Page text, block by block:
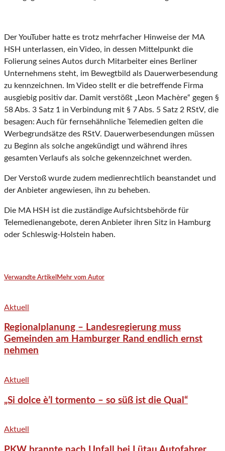
Der YouTuber hatte es trotz mehrfacher Hinweise der MA
HSH unterlassen, ein Video, in dessen Mittelpunkt die
Folierung seines Autos durch Mitarbeiter eines Berliner
Unternehmens steht, im Bewegtbild als Dauerwerbesendung
zu kennzeichnen. Im Video stellt er die betreffende Firma
ausgiebig positiv dar. Damit verstößt „Leon Machère“ gegen §
58 Abs. 3 Satz 1 in Verbindung mit § 7 Abs. 5 Satz 2 RStV, die
besagen: Auch für fernsehähnliche Telemedien gelten die
Werbegrundsätze des RStV. Dauerwerbesendungen müssen
zu Beginn als solche angekündigt und während ihres
gesamten Verlaufs als solche gekennzeichnet werden.
Der Verstoß wurde zudem medienrechtlich beanstandet und
der Anbieter angewiesen, ihn zu beheben.
Die MA HSH ist die zuständige Aufsichtsbehörde für
Telemedienangebote, deren Anbieter ihren Sitz in Hamburg
oder Schleswig-Holstein haben.
Verwandte Artikel Mehr vom Autor
Aktuell
Regionalplanung – Landesregierung muss
Gemeinden am Hamburger Rand endlich ernst
nehmen
Aktuell
„Si dolce è’l tormento – so süß ist die Qual“
Aktuell